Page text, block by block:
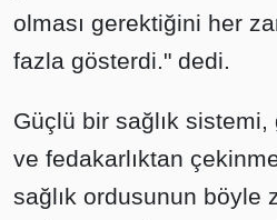
olması gerektiğini her
fazla gösterdi." dedi.
Güçlü bir sağlık sistemi,
ve fedakarlıktan
sağlık ordusunun böyle